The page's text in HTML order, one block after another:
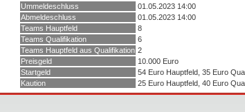
Ummeldeschluss
01.05.2023 14:00
Abmeldeschluss
01.05.2023 14:00
Teams Hauptfeld
8
Teams Qualifikation
6
Teams Hauptfeld aus Qualifikation 2
Preisgeld
10.000 Euro
Startgeld
54 Euro Hauptfeld, 35 Euro
Kaution
25 Euro Hauptfeld, 40 Euro